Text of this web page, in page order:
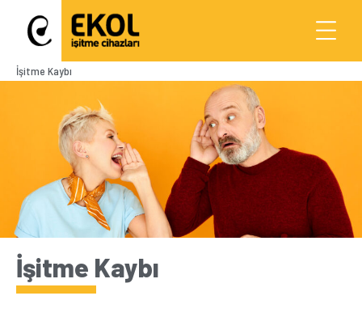
İşitme Kaybı
İşitme Kaybı